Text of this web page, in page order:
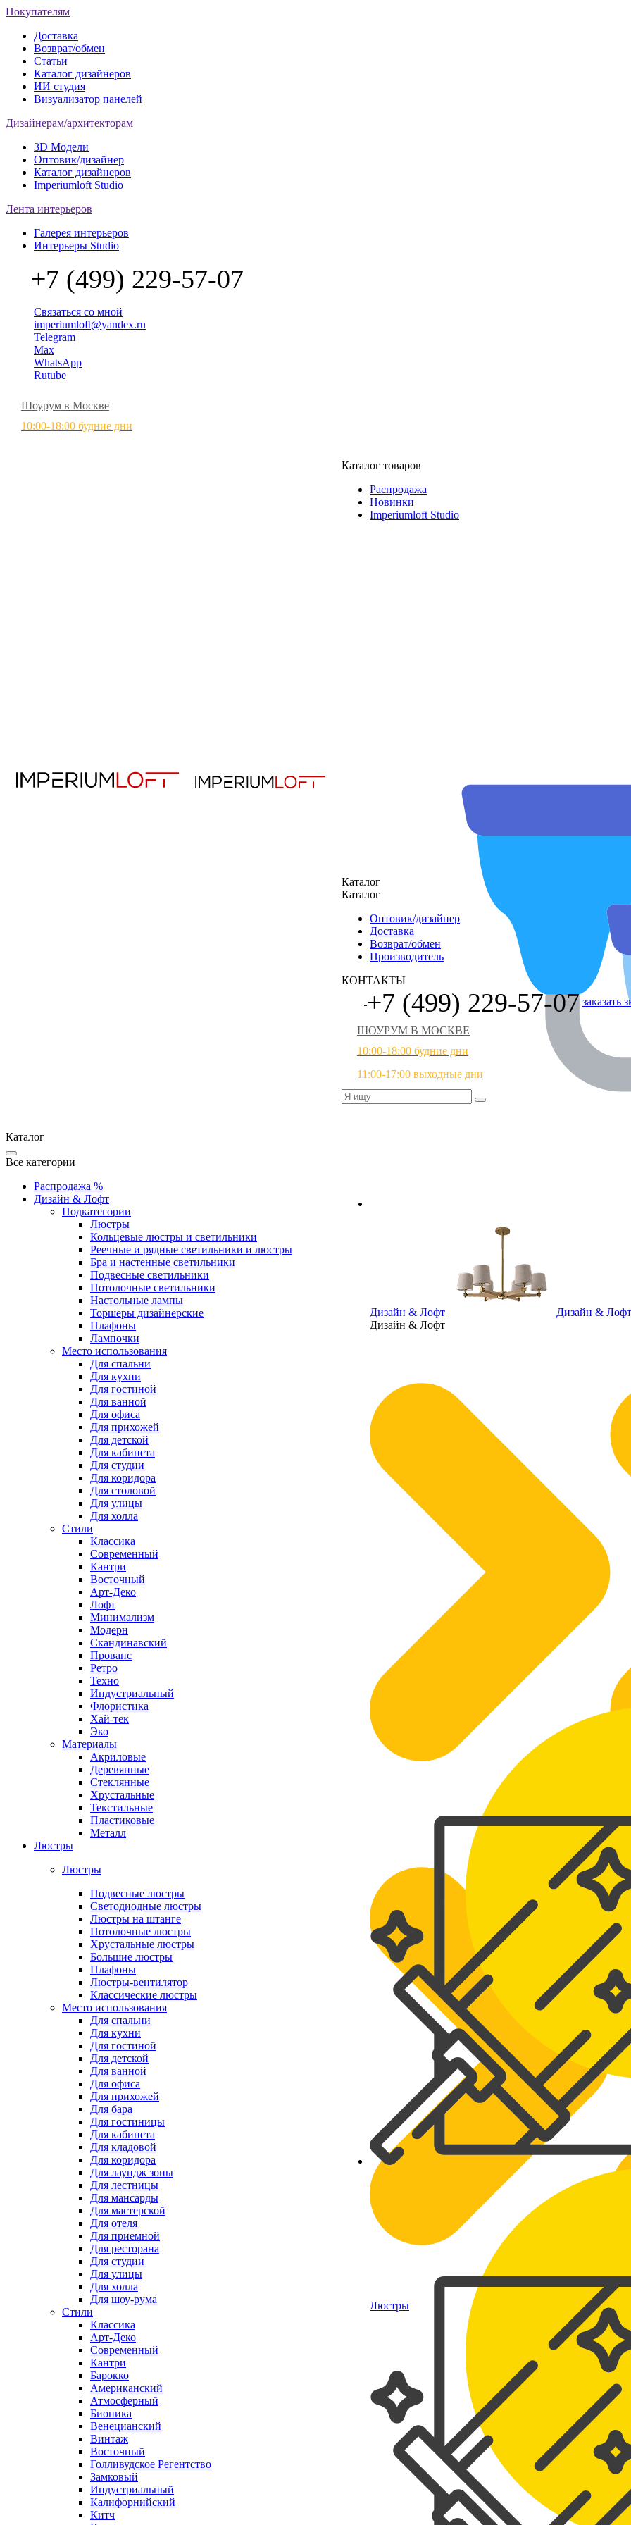
Покупателям
Доставка
Возврат/обмен
Статьи
Каталог дизайнеров
ИИ студия
Визуализатор панелей
Дизайнерам/архитекторам
3D Модели
Оптовик/дизайнер
Каталог дизайнеров
Imperiumloft Studio
Лента интерьеров
Галерея интерьеров
Интерьеры Studio
+7 (499) 229-57-07
Связаться со мной
imperiumloft@yandex.ru
Telegram
Max
WhatsApp
Rutube
Шоурум в Москве
10:00-18:00 будние дни
Каталог товаров
Распродажа
Новинки
Imperiumloft Studio
Дизайн & Лофт
Дизайн & Лофт
Дизайн & Лофт
Люстры
Каталог
Каталог
Оптовик/дизайнер
Доставка
Возврат/обмен
Производитель
КОНТАКТЫ
+7 (499) 229-57-07 заказать
ШОУРУМ В МОСКВЕ
10:00-18:00 будние дни
11:00-17:00 выходные дни
Каталог
Все категории
Распродажа %
Дизайн & Лофт
Подкатегории
Люстры
Кольцевые люстры и светильники
Реечные и рядные светильники и люстры
Бра и настенные светильники
Подвесные светильники
Потолочные светильники
Настольные лампы
Торшеры дизайнерские
Плафоны
Лампочки
Место использования
Для спальни
Для кухни
Для гостиной
Для ванной
Для офиса
Для прихожей
Для детской
Для кабинета
Для студии
Для коридора
Для столовой
Для улицы
Для холла
Стили
Классика
Современный
Кантри
Восточный
Арт-Деко
Лофт
Минимализм
Модерн
Скандинавский
Прованс
Ретро
Техно
Индустриальный
Флористика
Хай-тек
Эко
Материалы
Акриловые
Деревянные
Стеклянные
Хрустальные
Текстильные
Пластиковые
Металл
Люстры
Люстры
Подвесные люстры
Светодиодные люстры
Люстры на штанге
Потолочные люстры
Хрустальные люстры
Большие люстры
Плафоны
Люстры-вентилятор
Классические люстры
Место использования
Для спальни
Для кухни
Для гостиной
Для детской
Для ванной
Для офиса
Для прихожей
Для бара
Для гостиницы
Для кабинета
Для кладовой
Для коридора
Для лаундж зоны
Для лестницы
Для мансарды
Для мастерской
Для отеля
Для приемной
Для ресторана
Для студии
Для улицы
Для холла
Для шоу-рума
Стили
Классика
Арт-Деко
Современный
Кантри
Барокко
Американский
Атмосферный
Бионика
Венецианский
Винтаж
Восточный
Голливудское Регентство
Замковый
Индустриальный
Калифорнийский
Китч